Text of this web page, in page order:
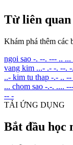
Từ liên quan
Khám phá thêm các
ngoi sao -. --. --- .. ...
vang kim ...- .- -. --.
..- kim tu thap -.- ..
... chom sao -.-. ....
-- -
TẢI ỨNG DỤNG
Bắt đầu học